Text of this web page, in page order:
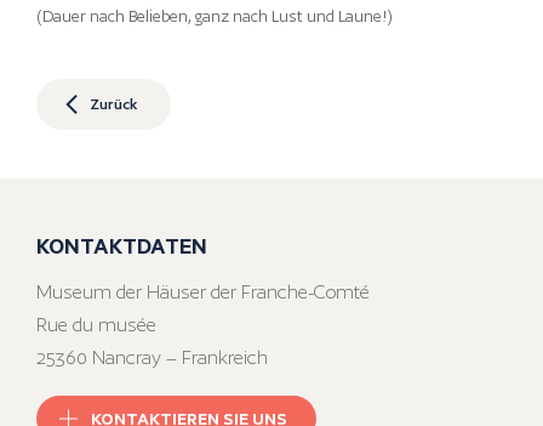
(Dauer nach Belieben, ganz nach Lust und Laune!)
Zurück
KONTAKTDATEN
Museum der Häuser der Franche-Comté
Rue du musée
25360 Nancray – Frankreich
KONTAKTIEREN SIE UNS